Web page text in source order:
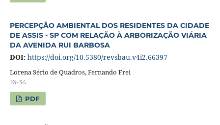
PERCEPÇÃO AMBIENTAL DOS RESIDENTES DA CIDADE
DE ASSIS - SP COM RELAÇÃO À ARBORIZAÇÃO VIÁRIA
DA AVENIDA RUI BARBOSA
DOI: https://doi.org/10.5380/revsbau.v4i2.66397
Lorena Sério de Quadros, Fernando Frei
16-34
PDF